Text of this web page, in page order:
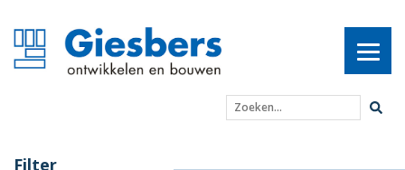
Zoeken...
Filter